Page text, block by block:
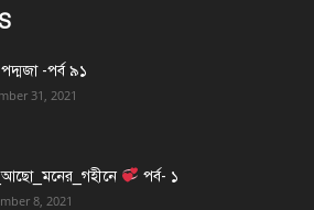
-পর্ব ৯১
31, 2021
পর্ব- ১
8, 2021